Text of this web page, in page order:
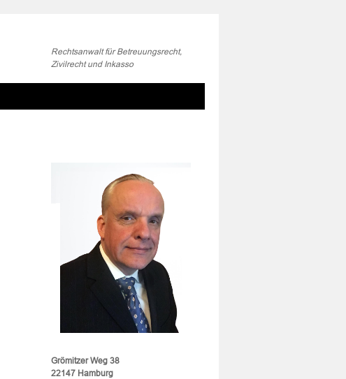
Rechtsanwalt für Betreuungsrecht,
Zivilrecht und Inkasso
Grömitzer Weg 38
22147 Hamburg